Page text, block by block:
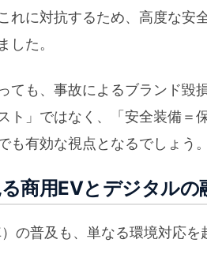
れに対抗するため、高度な安
した。
ても、事故によるブランド毀
ト」ではなく、「安全装備＝
も有効な視点となるでしょう。
商用EVとデジタルの
の普及も、単なる環境対応